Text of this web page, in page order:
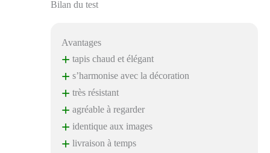
Bilan du test
Avantages
+ tapis chaud et élégant
+ s’harmonise avec la décoration
+ très résistant
+ agréable à regarder
+ identique aux images
+ livraison à temps